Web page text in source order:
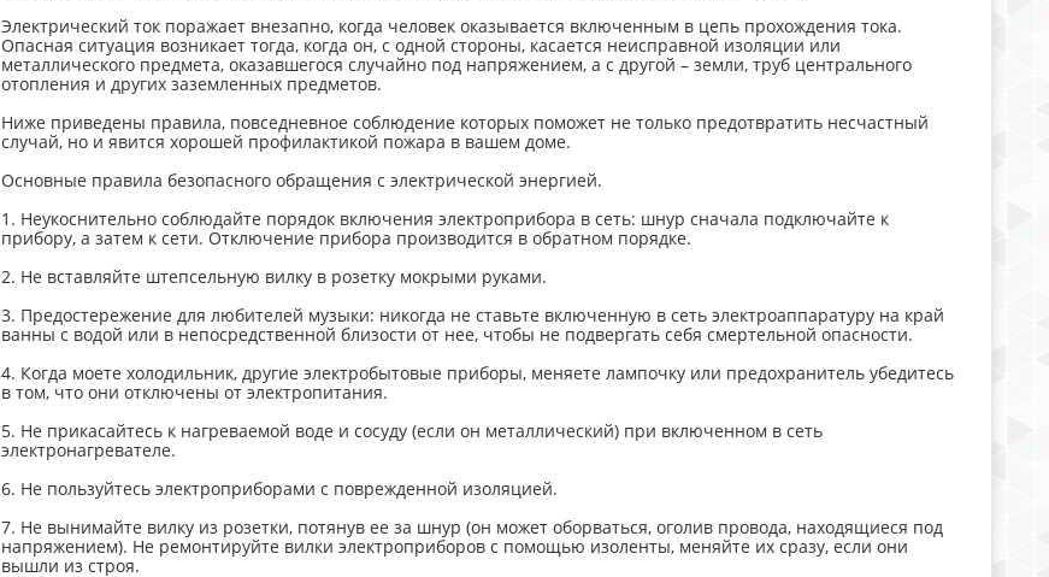
Электрический ток поражает внезапно, когда человек оказывается включенным в цепь прохождения тока.
Опасная ситуация возникает тогда, когда он, с одной стороны, касается неисправной изоляции или
металлического предмета, оказавшегося случайно под напряжением, а с другой – земли, труб центрального
отопления и других заземленных предметов.
Ниже приведены правила, повседневное соблюдение которых поможет не только предотвратить несчастный
случай, но и явится хорошей профилактикой пожара в вашем доме.
Основные правила безопасного обращения с электрической энергией.
1. Неукоснительно соблюдайте порядок включения электроприбора в сеть: шнур сначала подключайте к
прибору, а затем к сети. Отключение прибора производится в обратном порядке.
2. Не вставляйте штепсельную вилку в розетку мокрыми руками.
3. Предостережение для любителей музыки: никогда не ставьте включенную в сеть электроаппаратуру на край
ванны с водой или в непосредственной близости от нее, чтобы не подвергать себя смертельной опасности.
4. Когда моете холодильник, другие электробытовые приборы, меняете лампочку или предохранитель убедитесь
в том, что они отключены от электропитания.
5. Не прикасайтесь к нагреваемой воде и сосуду (если он металлический) при включенном в сеть
электронагревателе.
6. Не пользуйтесь электроприборами с поврежденной изоляцией.
7. Не вынимайте вилку из розетки, потянув ее за шнур (он может оборваться, оголив провода, находящиеся под
напряжением). Не ремонтируйте вилки электроприборов с помощью изоленты, меняйте их сразу, если они
вышли из строя.